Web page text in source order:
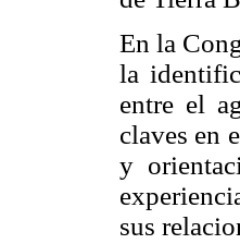
En la
la
entre el
claves en
y
sus